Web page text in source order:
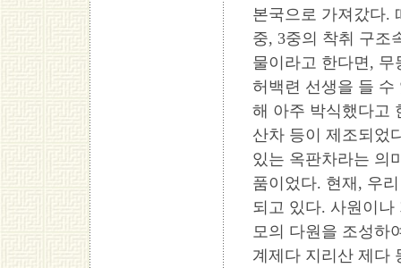
본국으로 가져갔다.
중, 3중의 착취 구조
물이라고 한다면,
허백련 선생을 들 수
해 아주 박식했다고
산차 등이 제조되었
있는 옥판차라는 의
품이었다. 현재, 우
되고 있다. 사원이
모의 다원을 조성하
계제다 지리산 제다